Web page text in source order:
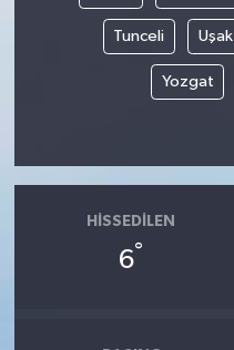
Tunceli Uşak
Yozgat
HISSEDILEN
6°